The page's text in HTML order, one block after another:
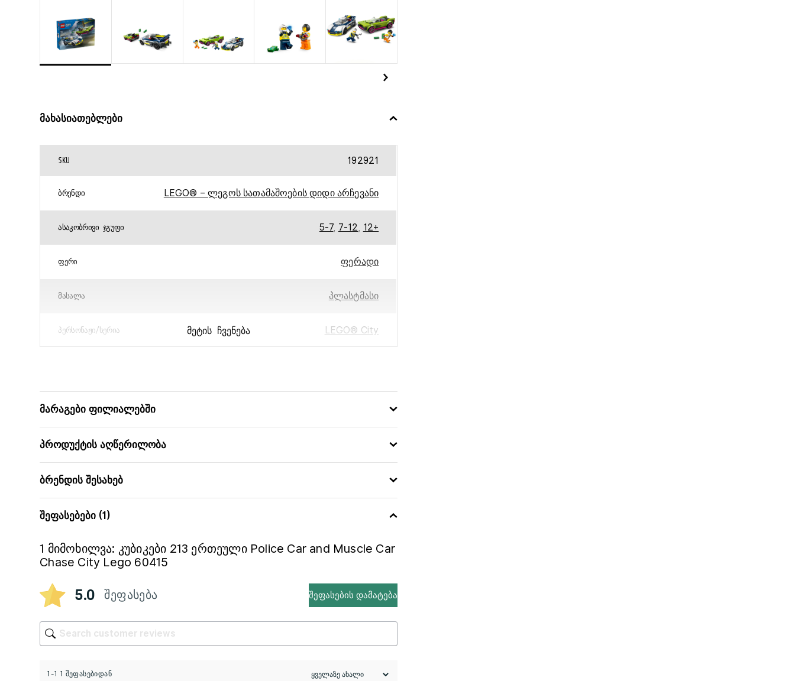
მახასიათებლები
SKU 192921
ᲑᲠᲔᲜᲓᲘ LEGO® – ლეგოს სათამაშოების დიდი არჩევანი
ᲐᲡᲐᲙᲝᲑᲠᲘᲕᲘ ᲯᲒᲣᲤᲘ 5-7, 7-12, 12+
ᲤᲔᲠᲘ ფერადი
ᲛᲐᲡᲐᲚᲐ პლასტმასი
ᲞᲔᲠᲡᲝᲜᲐᲟᲘ/ᲡᲔᲠᲘᲐ LEGO® City
ᲛᲔᲢᲘᲡ ᲩᲕᲔᲜᲔᲑᲐ
მარაგები ფილიალებში
პროდუქტის აღწერილობა
ბრენდის შესახებ
შეფასებები (1)
1 მიმოხილვა: კუბიკები 213 ერთეული Police Car and Muscle Car
Chase City Lego 60415
5.0 შეფასება შეფასების დამატება
1-1 1 შეფასებიდან